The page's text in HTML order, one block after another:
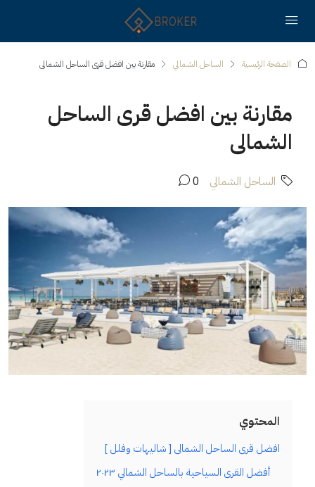
الصفحة الرئيسية الساحل الشمالي مقارنة بين افضل قرى الساحل الشمالى
مقارنة بين افضل قرى الساحل
الشمالى
الساحل الشمالي 0
المحتوي
افضل قرى الساحل الشمالى [ شاليهات وفلل ]
أفضل القرى السياحية بالساحل الشمالي ٢٠٢٣